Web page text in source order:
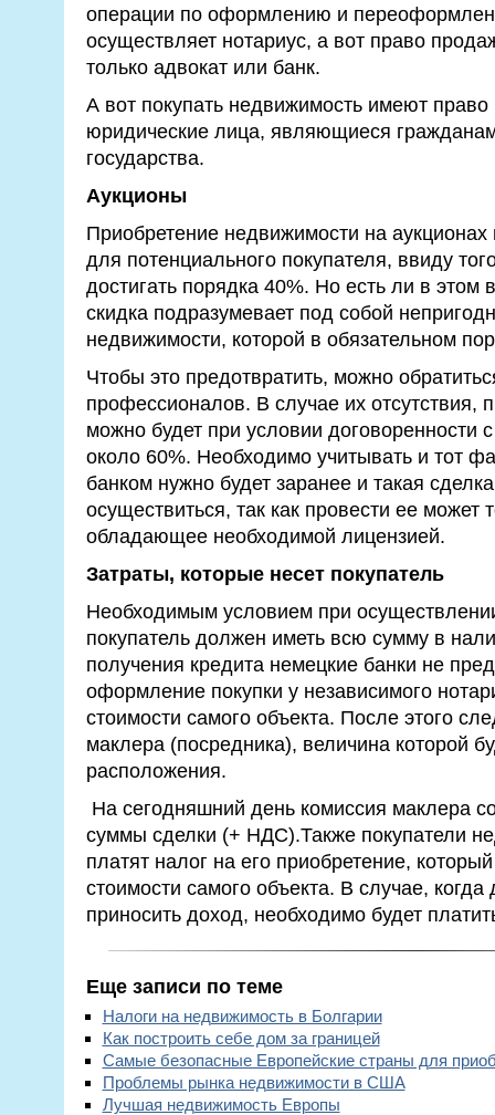
операции по оформлению и
осуществляет нотариус, а вот право
только адвокат или банк.
А вот покупать недвижимость имеют право
юридические лица, являющиеся
государства.
Аукционы
Приобретение недвижимости на аукционах
для потенциального покупателя, ввиду
достигать порядка 40%. Но есть ли в этом
скидка подразумевает под собой
недвижимости, которой в обязательном
Чтобы это предотвратить, можно
профессионалов. В случае их отсутствия,
можно будет при условии договоренности
около 60%. Необходимо учитывать и тот
банком нужно будет заранее и такая
осуществиться, так как провести ее может
обладающее необходимой лицензией.
Затраты, которые несет покупатель
Необходимым условием при
покупатель должен иметь всю сумму в
получения кредита немецкие банки не
оформление покупки у независимого
стоимости самого объекта. После этого
маклера (посредника), величина которой
расположения.
На сегодняшний день комиссия маклера
суммы сделки (+ НДС).Также покупатели
платят налог на его приобретение,
стоимости самого объекта. В случае, когда
приносить доход, необходимо будет
Еще записи по теме
Налоги на недвижимость в Болгарии
Как построить себе дом за границей
Самые безопасные Европейские страны для
Проблемы рынка недвижимости в США
Лучшая недвижимость Европы